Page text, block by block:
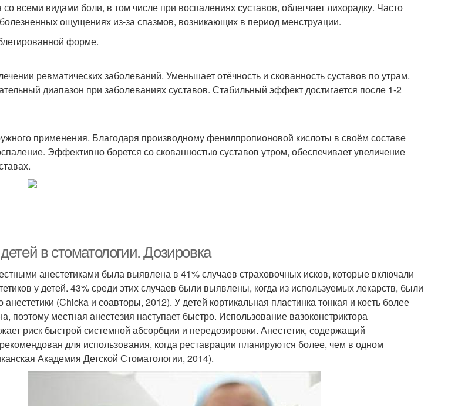
всеми видами боли, в том числе при воспалениях суставов, облегчает лихорадку. Часто
ощущениях из-за спазмов, возникающих в период менструации.
форме.
ревматических заболеваний. Уменьшает отёчность и скованность суставов по утрам.
диапазон при заболеваниях суставов. Стабильный эффект достигается после 1-2
применения. Благодаря производному фенилпропионовой кислоты в своём составе
Эффективно борется со скованностью суставов утром, обеспечивает увеличение
в стоматологии. Дозировка
анестетиками была выявлена в 41% случаев страховочных исков, которые включали
у детей. 43% среди этих случаев были выявлены, когда из используемых лекарств, были
(Chicka и соавторы, 2012). У детей кортикальная пластинка тонкая и кость более
поэтому местная анестезия наступает быстро. Использование вазоконстриктора
риск быстрой системной абсорбции и передозировки. Анестетик, содержащий
для использования, когда реставрации планируются более, чем в одном
Академия Детской Стоматологии, 2014).